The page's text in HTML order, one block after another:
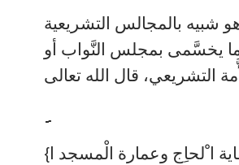
شبيه بالمجالس التشريعية
ما يخسَّمى بمجلس النَّواب أو
{أَجعْلتم سقاية ا ْلحاِج وعمارة الْمسجد ا